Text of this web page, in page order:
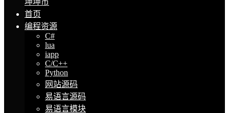
坤坤币
首页
编程资源
C#
lua
iapp
C/C++
Python
网站源码
易语言源码
易语言模块